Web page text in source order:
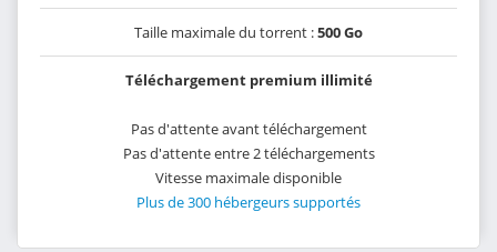
Taille maximale du torrent :500 Go
Téléchargement premium illimité
Pas d'attente avant téléchargement
Pas d'attente entre 2 téléchargements
Vitesse maximale disponible
Plus de 300 hébergeurs supportés